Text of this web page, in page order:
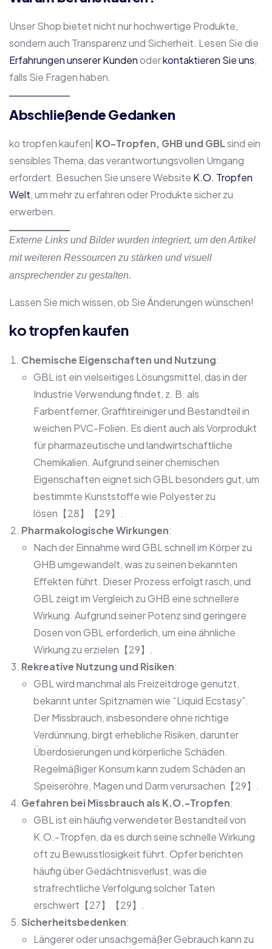
Unser Shop bietet nicht nur hochwertige Produkte,
sondern auch Transparenz und Sicherheit. Lesen Sie die
Erfahrungen unserer Kundenoderkontaktieren Sie uns,
falls Sie Fragen haben.
Abschließende Gedanken
ko tropfen kaufen| KO-Tropfen, GHB und GBLsind ein
sensibles Thema, das verantwortungsvollen Umgang
erfordert. Besuchen Sie unsere Website K.O. Tropfen
Welt, um mehr zu erfahren oder Produkte sicher zu
erwerben.
Externe Links und Bilder wurden integriert, um den Artikel
mit weiteren Ressourcen zu stärken und visuell
ansprechender zu gestalten.
Lassen Sie mich wissen, ob Sie Änderungen wünschen!
ko tropfen kaufen
Chemische Eigenschaften und Nutzung:
GBL ist ein vielseitiges Lösungsmittel, das in der
Industrie Verwendung findet, z. B. als
Farbentferner, Graffitireiniger und Bestandteil in
weichen PVC-Folien. Es dient auch als Vorprodukt
für pharmazeutische und landwirtschaftliche
Chemikalien. Aufgrund seiner chemischen
Eigenschaften eignet sich GBL besonders gut, um
bestimmte Kunststoffe wie Polyester zu
lösen【28】【29】.
Pharmakologische Wirkungen:
Nach der Einnahme wird GBL schnell im Körper zu
GHB umgewandelt, was zu seinen bekannten
Effekten führt. Dieser Prozess erfolgt rasch, und
GBL zeigt im Vergleich zu GHB eine schnellere
Wirkung. Aufgrund seiner Potenz sind geringere
Dosen von GBL erforderlich, um eine ähnliche
Wirkung zu erzielen【29】.
Rekreative Nutzung und Risiken:
GBL wird manchmal als Freizeitdroge genutzt,
bekannt unter Spitznamen wie “Liquid Ecstasy”.
Der Missbrauch, insbesondere ohne richtige
Verdünnung, birgt erhebliche Risiken, darunter
Überdosierungen und körperliche Schäden.
Regelmäßiger Konsum kann zudem Schäden an
Speiseröhre, Magen und Darm verursachen【29】.
Gefahren bei Missbrauch als K.O.-Tropfen:
GBL ist ein häufig verwendeter Bestandteil von
K.O.-Tropfen, da es durch seine schnelle Wirkung
oft zu Bewusstlosigkeit führt. Opfer berichten
häufig über Gedächtnisverlust, was die
strafrechtliche Verfolgung solcher Taten
erschwert【27】【29】.
Sicherheitsbedenken:
Längerer oder unsachgemäßer Gebrauch kann zu